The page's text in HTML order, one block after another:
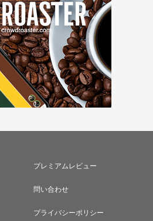
プレミアムレビュー
問い合わせ
プライバシーポリシー